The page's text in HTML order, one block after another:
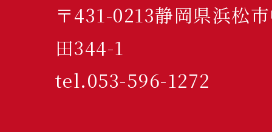
〒431-0213静岡県浜松
田344-1
tel.053-596-1272